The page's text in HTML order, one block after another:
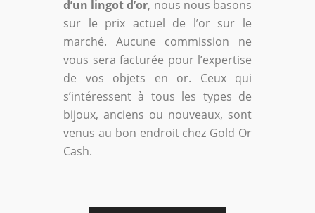
d’un lingot d’or, nous nous basons
sur le prix actuel de l’or sur le
marché. Aucune commission ne
vous sera facturée pour l’expertise
de vos objets en or. Ceux qui
s’intéressent à tous les types de
bijoux, anciens ou nouveaux, sont
venus au bon endroit chez Gold Or
Cash.